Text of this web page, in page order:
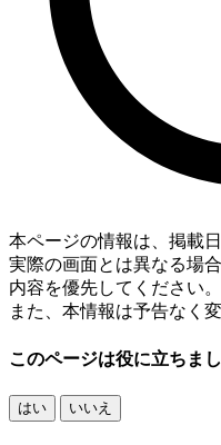
本ページの情報は、掲載
実際の画面とは異なる場
内容を優先してください。
また、本情報は予告なく
このページは役に立ちま
はい いいえ